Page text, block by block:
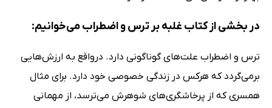
در بخشی از کتاب غلبه بر ترس و اضطراب می‌خوانیم:
ترس و اضطراب علت‌هاى گوناگونى دارد. درواقع به ارزش‌هایى
برمى‌گردد که هرکس در زندگى خصوصى خود دارد. براى مثال
همسرى که از پرخاشگرى‌هاى شوهرش مى‌ترسد، از مهمانى